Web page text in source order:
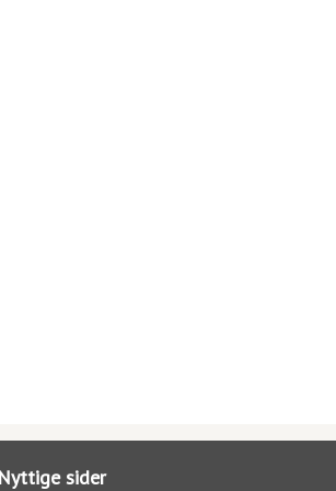
Nyttige sider